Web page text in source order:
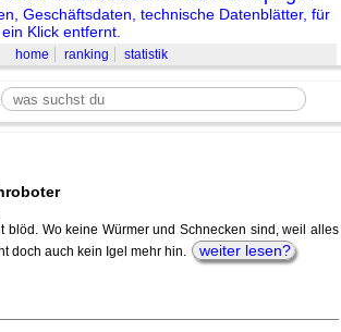
Geschäftsdaten, technische Datenblätter, für
Klick entfernt.
home ranking statistik
blöd. Wo keine Würmer und Schnecken sind, weil alles
doch auch kein Igel mehr hin.
weiter lesen?